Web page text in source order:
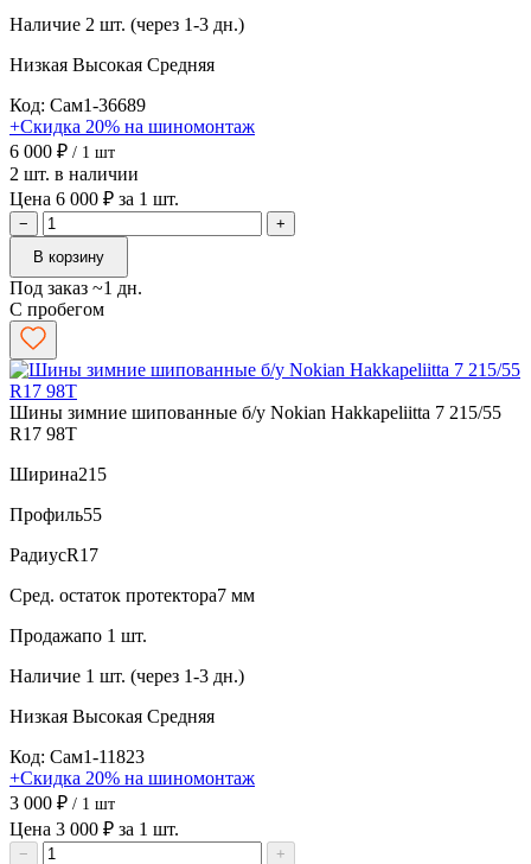
Наличие 2 шт. (через 1-3 дн.)
Низкая Высокая Средняя
Код: Сам1-36689
+Скидка 20% на шиномонтаж
6 000 ₽ / 1 шт
2 шт. в наличии
Цена 6 000 ₽ за 1 шт.
−
+
В корзину
Под заказ ~1 дн.
С пробегом
Шины зимние шипованные б/у Nokian Hakkapeliitta 7 215/55
R17 98T
Ширина215
Профиль55
РадиусR17
Сред. остаток протектора7 мм
Продажапо 1 шт.
Наличие 1 шт. (через 1-3 дн.)
Низкая Высокая Средняя
Код: Сам1-11823
+Скидка 20% на шиномонтаж
3 000 ₽ / 1 шт
Цена 3 000 ₽ за 1 шт.
−
+